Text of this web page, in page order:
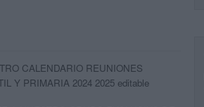
CALENDARIO REUNIONES
Y PRIMARIA 2024 2025 editable